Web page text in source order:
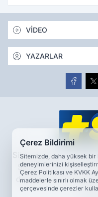
VİDEO
YAZARLAR
Siirt haberleri, son
Şirvan ve
destekli analizler ve
Çerez Bildirimi
Sitemizde, daha yüksek bir
deneyimlerinizi
Çerez Politikası ve KVKK
maddelerle sınırlı olmak
çerçevesinde çerezler